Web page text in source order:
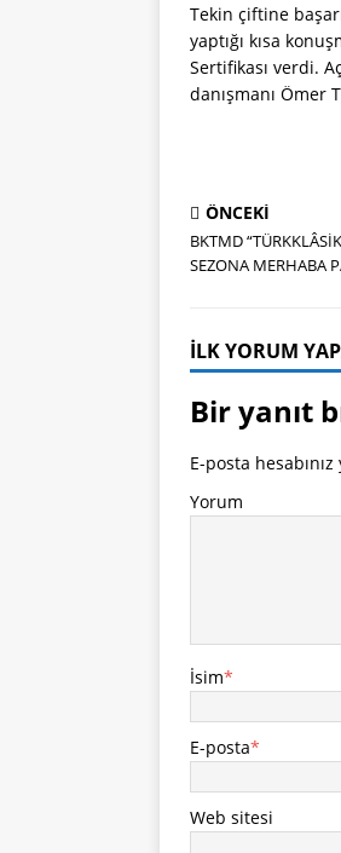
Tekin çiftine
yaptığı kısa
Sertifikası verdi.
danışmanı Ömer
ÖNCEKI
BKTMD
SEZONA MERHABA
İLK YORUM
Bir yanıt
E-posta
Yorum
İsim*
E-posta*
Web sitesi